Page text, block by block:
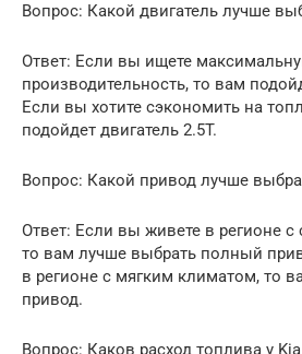
Вопрос: Какой двигатель лучше
Ответ: Если вы ищете
производительность, то вам
Если вы хотите сэкономить на
подойдет двигатель 2.5T.
Вопрос: Какой привод лучше
Ответ: Если вы живете в регионе
то вам лучше выбрать полный
в регионе с мягким климатом, то
привод.